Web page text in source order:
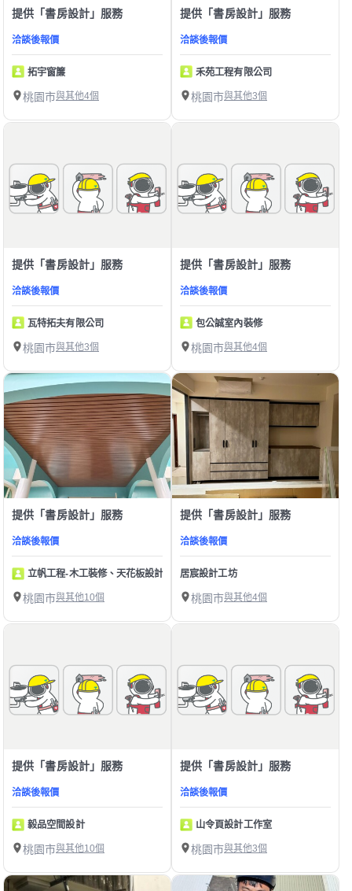
提供「書房設計」服務
洽談後報價
拓宇窗簾
桃園市與其他4個
提供「書房設計」服務
洽談後報價
禾苑工程有限公司
桃園市與其他3個
提供「書房設計」服務
洽談後報價
瓦特拓夫有限公司
桃園市與其他3個
提供「書房設計」服務
洽談後報價
包公誠室內裝修
桃園市與其他4個
提供「書房設計」服務
洽談後報價
立帆工程-木工裝修、天花板設計
桃園市與其他10個
提供「書房設計」服務
洽談後報價
居宸設計工坊
桃園市與其他4個
提供「書房設計」服務
洽談後報價
毅品空間設計
桃園市與其他10個
提供「書房設計」服務
洽談後報價
山令頁設計工作室
桃園市與其他3個